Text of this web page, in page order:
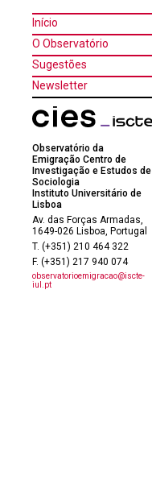
Início
O Observatório
Sugestões
Newsletter
Observatório da
Emigração Centro de
Investigação e Estudos de
Sociologia
Instituto Universitário de
Lisboa
Av. das Forças Armadas,
1649-026 Lisboa, Portugal
T. (+351) 210 464 322
F. (+351) 217 940 074
observatorioemigracao@iscte-
iul.pt